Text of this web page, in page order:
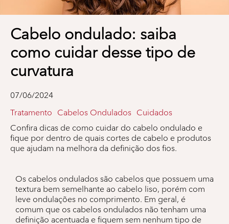
Cabelo ondulado: saiba
como cuidar desse tipo de
curvatura
07/06/2024
Tratamento
Cabelos Ondulados Cuidados
Confira dicas de como cuidar do cabelo ondulado e
fique por dentro de quais cortes de cabelo e produtos
que ajudam na melhora da definição dos fios.
Os cabelos ondulados são cabelos que possuem uma
textura bem semelhante ao cabelo liso, porém com
leve ondulações no comprimento. Em geral, é
comum que os cabelos ondulados não tenham uma
definição acentuada e fiquem sem nenhum tipo de